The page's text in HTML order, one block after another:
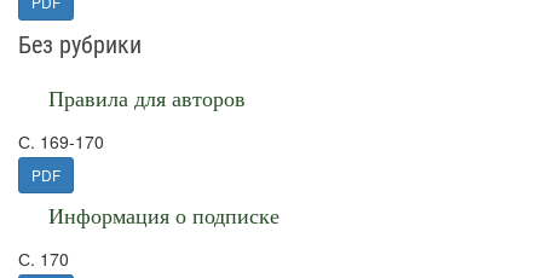
Без рубрики
Правила для авторов
С. 169-170
PDF
Информация о подписке
С. 170